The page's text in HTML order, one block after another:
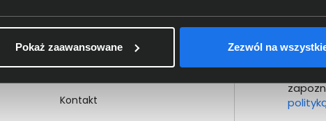
Pokaż zaawansowane Zezwól na
Polityka prywatności
wewnętrznych
Kontakt